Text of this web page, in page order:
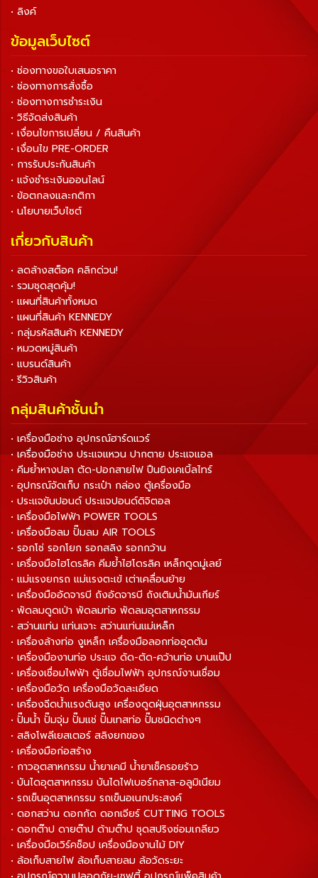
• ลิงค์
ข้อมูลเว็บไซต์
• ช่องทางขอใบเสนอราคา
• ช่องทางการสั่งซื้อ
• ช่องทางการชำระเงิน
• วิธีจัดส่งสินค้า
• เงื่อนไขการเปลี่ยน / คืนสินค้า
• เงื่อนไข PRE-ORDER
• การรับประกันสินค้า
• แจ้งชำระเงินออนไลน์
• ข้อตกลงและกติกา
• นโยบายเว็บไซต์
เกี่ยวกับสินค้า
• ลดล้างสต็อค คลิกด่วน!
• รวมชุดสุดคุ้ม!
• แผนที่สินค้าทั้งหมด
• แผนที่สินค้า KENNEDY
• กลุ่มรหัสสินค้า KENNEDY
• หมวดหมู่สินค้า
• แบรนด์สินค้า
• รีวิวสินค้า
กลุ่มสินค้าชั้นนำ
• เครื่องมือช่าง อุปกรณ์ฮาร์ดแวร์
• เครื่องมือช่าง ประแจแหวน ปากตาย ประแจแอล
• คีมย้ำหางปลา ตัด-ปอกสายไฟ ปืนยิงเคเบิ้ลไทร์
• อุปกรณ์จัดเก็บ กระเป๋า กล่อง ตู้เครื่องมือ
• ประแจขันปอนด์ ประแจปอนด์ดิจิตอล
• เครื่องมือไฟฟ้า POWER TOOLS
• เครื่องมือลม ปั๊มลม AIR TOOLS
• รอกโซ่ รอกโยก รอกสลิง รอกกว้าน
• เครื่องมือไฮโดรลิค คีมย้ำไฮโดรลิค เหล็กดูดมู่เลย์
• แม่แรงยกรถ แม่แรงตะเข้ เต่าเคลื่อนย้าย
• เครื่องมืออัดจารบี ถังอัดจารบี ถังเติมน้ำมันเกียร์
• พัดลมดูดเป่า พัดลมท่อ พัดลมอุตสาหกรรม
• สว่านแท่น แท่นเจาะ สว่านแท่นแม่เหล็ก
• เครื่องล้างท่อ งูเหล็ก เครื่องมือลอกท่ออุดตัน
• เครื่องมืองานท่อ ประแจ ดัด-ตัด-คว้านท่อ บานแป๊ป
• เครื่องเชื่อมไฟฟ้า ตู้เชื่อมไฟฟ้า อุปกรณ์งานเชื่อม
• เครื่องมือวัด เครื่องมือวัดละเอียด
• เครื่องฉีดน้ำแรงดันสูง เครื่องดูดฝุ่นอุตสาหกรรม
• ปั๊มน้ำ ปั๊มจุ่ม ปั๊มแช่ ปั๊มเทสท่อ ปั๊มชนิดต่างๆ
• สลิงโพลีเยสเตอร์ สลิงยกของ
• เครื่องมือก่อสร้าง
• กาวอุตสาหกรรม น้ำยาเคมี น้ำยาเช็ครอยร้าว
• บันไดอุตสาหกรรม บันไดไฟเบอร์กลาส-อลูมิเนียม
• รถเข็นอุตสาหกรรม รถเข็นอเนกประสงค์
• ดอกสว่าน ดอกกัด ดอกเจียร์ CUTTING TOOLS
• ดอกต๊าป ดายต๊าป ด้ามต๊าป ชุดสปริงซ่อมเกลียว
• เครื่องมือเวิร์คช็อป เครื่องมืองานไม้ DIY
• ล้อเก็บสายไฟ ล้อเก็บสายลม ล้อวัดระยะ